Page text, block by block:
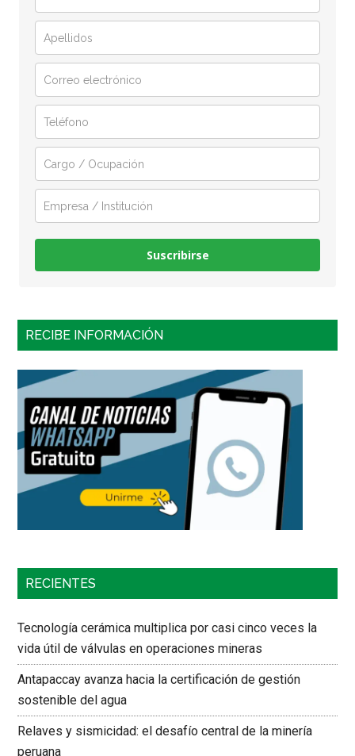
Suscribirse
RECIBE INFORMACIÓN
RECIENTES
Tecnología cerámica multiplica por casi cinco veces la
vida útil de válvulas en operaciones mineras
Antapaccay avanza hacia la certificación de gestión
sostenible del agua
Relaves y sismicidad: el desafío central de la minería
peruana